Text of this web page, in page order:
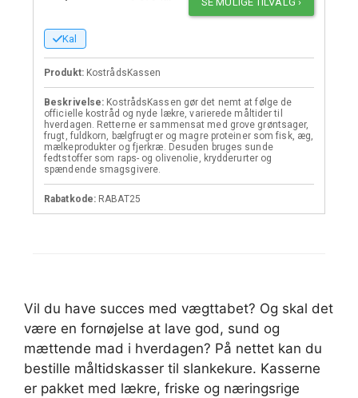
Vil du have succes med vægttabet? Og skal det
være en fornøjelse at lave god, sund og
mættende mad i hverdagen? På nettet kan du
bestille måltidskasser til slankekure. Kasserne
er pakket med lækre, friske og næringsrige